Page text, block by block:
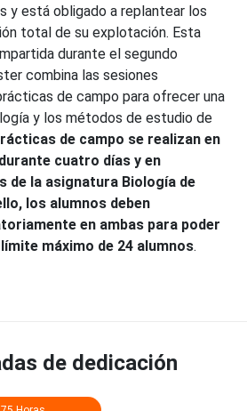
y está obligado a replantear los
total de su explotación. Esta
durante el segundo
combina las sesiones
de campo para ofrecer una
y los métodos de estudio de
de campo se realizan en
cuatro días y en
de la asignatura Biología de
los alumnos deben
en ambas para poder
límite máximo de 24 alumnos.
de dedicación